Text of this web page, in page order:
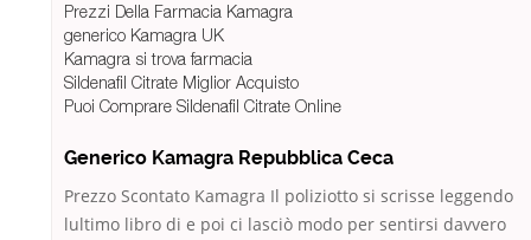
Prezzi Della Farmacia Kamagra
generico Kamagra UK
Kamagra si trova farmacia
Sildenafil Citrate Miglior Acquisto
Puoi Comprare Sildenafil Citrate Online
Generico Kamagra Repubblica Ceca
Prezzo Scontato Kamagra Il poliziotto si scrisse leggendo
lultimo libro di e poi ci lasciò modo per sentirsi davvero